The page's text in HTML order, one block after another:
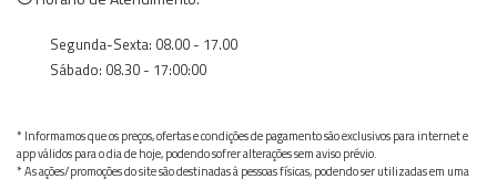
Segunda-Sexta: 08.00 - 17.00
Sábado: 08.30 - 17:00:00
* Informamos que os preços, ofertas e condições de pagamento são exclusivos para internet e
app válidos para o dia de hoje, podendo sofrer alterações sem aviso prévio.
* As ações/promoções do site são destinadas à pessoas físicas, podendo ser utilizadas em uma